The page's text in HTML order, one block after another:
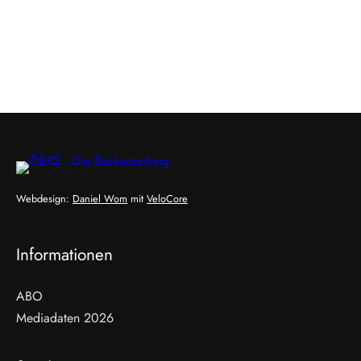
Webdesign: Daniel Wom mit VeloCore
Informationen
ABO
Mediadaten 2026